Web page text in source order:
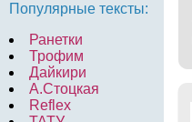
Популярные тексты:
Ранетки
Трофим
Дайкири
А.Стоцкая
Reflex